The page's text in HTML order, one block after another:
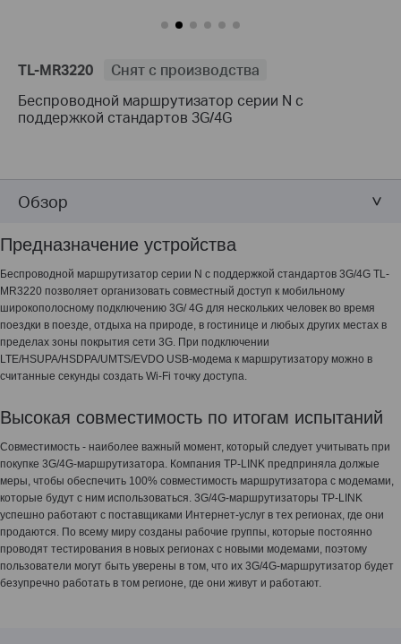
TL-MR3220
Снят с производства
Беспроводной маршрутизатор серии N с
поддержкой стандартов 3G/4G
Обзор
Предназначение устройства
Беспроводной маршрутизатор серии N с поддержкой стандартов 3G/4G TL-
MR3220 позволяет организовать совместный доступ к мобильному
широкополосному подключению 3G/ 4G для нескольких человек во время
поездки в поезде, отдыха на природе, в гостинице и любых других местах в
пределах зоны покрытия сети 3G. При подключении
LTE/HSUPA/HSDPA/UMTS/EVDO USB-модема к маршрутизатору можно в
считанные секунды создать Wi-Fi точку доступа.
Высокая совместимость по итогам испытаний
Совместимость - наиболее важный момент, который следует учитывать при
покупке 3G/4G-маршрутизатора. Компания TP-LINK предприняла должые
меры, чтобы обеспечить 100% совместимость маршрутизатора с модемами,
которые будут с ним использоваться. 3G/4G-маршрутизаторы TP-LINK
успешно работают с поставщиками Интернет-услуг в тех регионах, где они
продаются. По всему миру созданы рабочие группы, которые постоянно
проводят тестирования в новых регионах с новыми модемами, поэтому
пользователи могут быть уверены в том, что их 3G/4G-маршрутизатор будет
безупречно работать в том регионе, где они живут и работают.